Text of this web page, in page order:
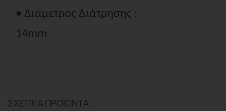
• Διάμετρος Διάτρησης :
14mm
ΣΧΕΤΙΚΆ ΠΡΟΪΌΝΤΑ